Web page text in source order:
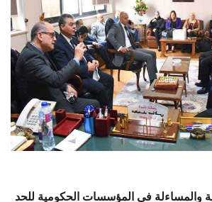
والمساءلة في المؤسسات الحكومية للحد